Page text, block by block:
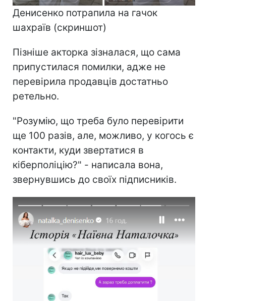
Денисенко потрапила на гачок
шахраїв (скриншот)
Пізніше акторка зізналася, що сама
припустилася помилки, адже не
перевірила продавців достатньо
ретельно.
"Розумію, що треба було перевірити
ще 100 разів, але, можливо, у когось є
контакти, куди звертатися в
кіберполіцію?" - написала вона,
звернувшись до своїх підписників.